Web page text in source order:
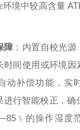
境中较高含量
障 ：内置自校光
间使用或环境因
动补偿功能，实
进行智能校正，
的操作湿度